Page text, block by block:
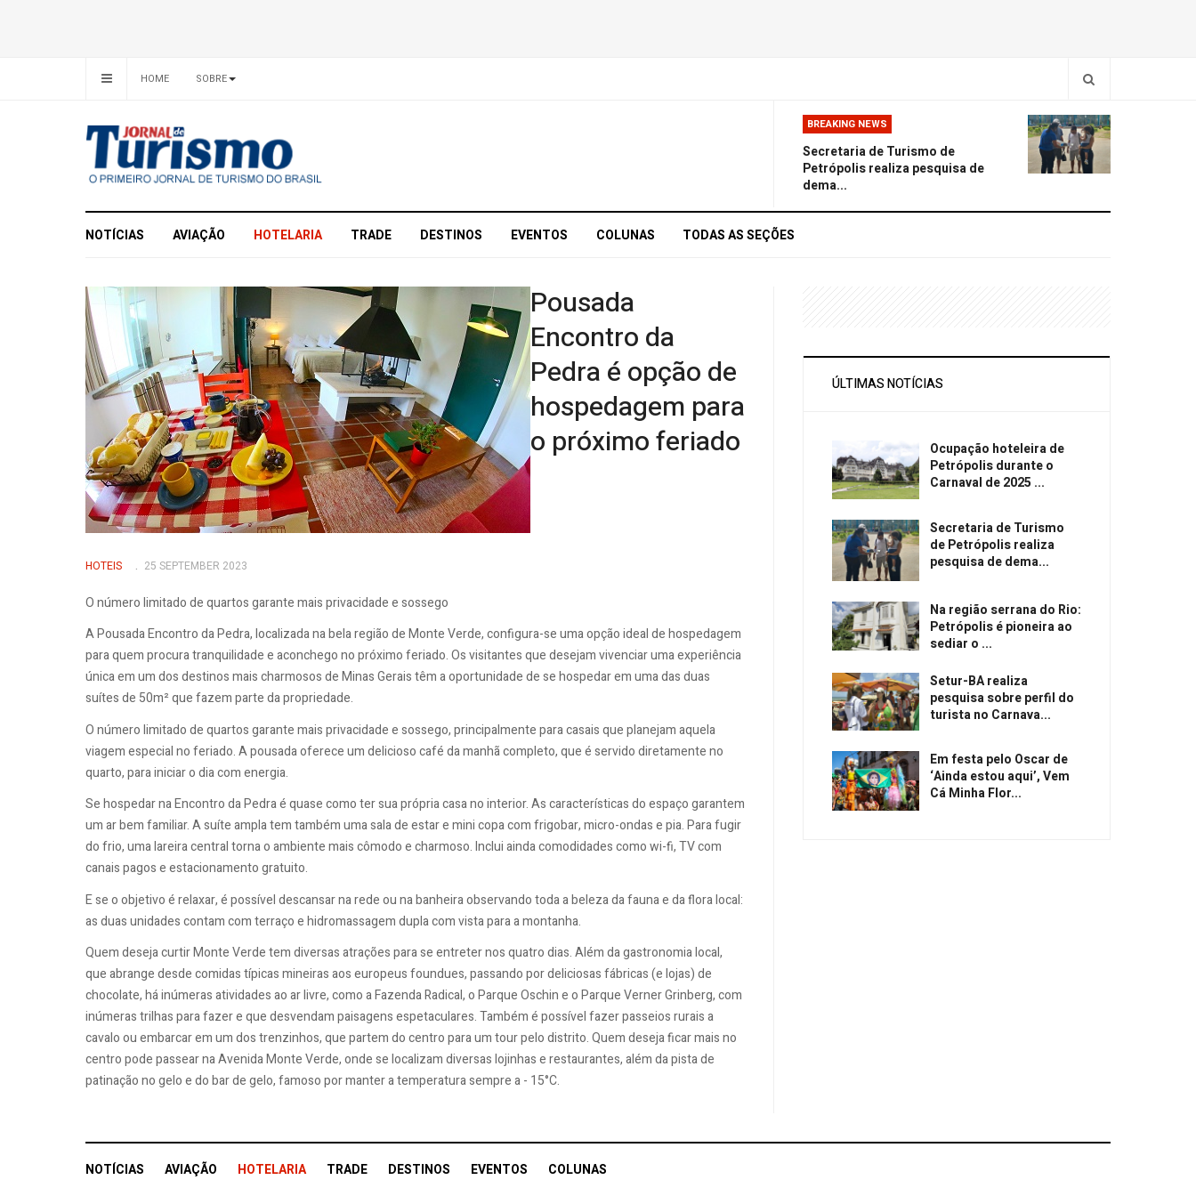
HOME SOBRE
BREAKING NEWS
Secretaria de Turismo de
Petrópolis realiza pesquisa de
dema...
NOTÍCIAS AVIAÇÃO HOTELARIA TRADE DESTINOS EVENTOS COLUNAS TODAS AS SEÇÕES
Pousada
Encontro da
Pedra é opção de
hospedagem para
o próximo feriado
HOTEIS 25 SEPTEMBER 2023
O número limitado de quartos garante mais privacidade e sossego
A Pousada Encontro da Pedra, localizada na bela região de Monte Verde, configura-se uma opção ideal de hospedagem
para quem procura tranquilidade e aconchego no próximo feriado. Os visitantes que desejam vivenciar uma experiência
única em um dos destinos mais charmosos de Minas Gerais têm a oportunidade de se hospedar em uma das duas
suítes de 50m² que fazem parte da propriedade.
O número limitado de quartos garante mais privacidade e sossego, principalmente para casais que planejam aquela
viagem especial no feriado. A pousada oferece um delicioso café da manhã completo, que é servido diretamente no
quarto, para iniciar o dia com energia.
Se hospedar na Encontro da Pedra é quase como ter sua própria casa no interior. As características do espaço garantem
um ar bem familiar. A suíte ampla tem também uma sala de estar e mini copa com frigobar, micro-ondas e pia. Para fugir
do frio, uma lareira central torna o ambiente mais cômodo e charmoso. Inclui ainda comodidades como wi-fi, TV com
canais pagos e estacionamento gratuito.
E se o objetivo é relaxar, é possível descansar na rede ou na banheira observando toda a beleza da fauna e da flora local:
as duas unidades contam com terraço e hidromassagem dupla com vista para a montanha.
Quem deseja curtir Monte Verde tem diversas atrações para se entreter nos quatro dias. Além da gastronomia local,
que abrange desde comidas típicas mineiras aos europeus foundues, passando por deliciosas fábricas (e lojas) de
chocolate, há inúmeras atividades ao ar livre, como a Fazenda Radical, o Parque Oschin e o Parque Verner Grinberg, com
inúmeras trilhas para fazer e que desvendam paisagens espetaculares. Também é possível fazer passeios rurais a
cavalo ou embarcar em um dos trenzinhos, que partem do centro para um tour pelo distrito. Quem deseja ficar mais no
centro pode passear na Avenida Monte Verde, onde se localizam diversas lojinhas e restaurantes, além da pista de
patinação no gelo e do bar de gelo, famoso por manter a temperatura sempre a - 15°C.
ÚLTIMAS NOTÍCIAS
Ocupação hoteleira de
Petrópolis durante o
Carnaval de 2025 ...
Secretaria de Turismo
de Petrópolis realiza
pesquisa de dema...
Na região serrana do Rio:
Petrópolis é pioneira ao
sediar o ...
Setur-BA realiza
pesquisa sobre perfil do
turista no Carnava...
Em festa pelo Oscar de
‘Ainda estou aqui’, Vem
Cá Minha Flor...
NOTÍCIAS AVIAÇÃO HOTELARIA TRADE DESTINOS EVENTOS COLUNAS